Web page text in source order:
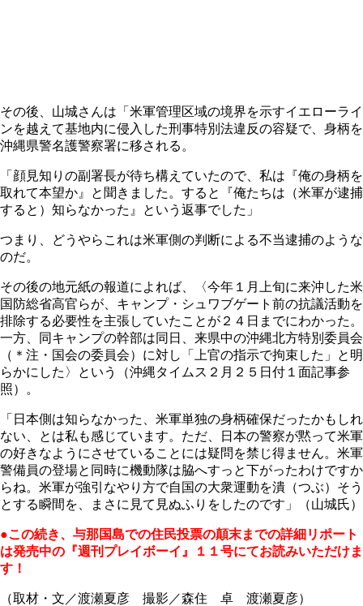
その後、山城さんは「米軍管理区域の境界を示すイエローライ
ンを越えて基地内に侵入した刑事特別法違反の容疑で、身柄を
沖縄県警名護警察署に移される。
「顔見知りの副署長が待ち構えていたので、私は『俺の身柄を
取れて本望か』と聞きました。すると『俺たちは（米軍が逮捕
すると）知らなかった』という返事でした」
つまり、どうやらこれは米軍側の判断による不当逮捕のような
のだ。
その後の地元紙の報道によれば、〈今年１月上旬に来沖した米
国防総省高官らが、キャンプ・シュワブゲート前の抗議活動を
排除する必要性を主張していたことが２４日までにわかった。
一方、同キャンプの幹部は同日、来県中の沖縄北方特別委員会
（＊注・国会の委員会）に対し「上官の指示で拘束した」と明
らかにした〉という（沖縄タイムス２月２５日付１面記事参
照）。
「日本側は知らなかった、米軍単独の身柄確保だったかもしれ
ない、とは私も感じています。ただ、日本の警察が黙って米軍
の好きなようにさせていることには疑問を禁じ得ません。米軍
警備員の登場と同時に機動隊は脇へすっと下がったわけですか
らね。米軍が強引なやり方で自国の大衆運動を潰（つぶ）そう
とする瞬間を、まさに見て見ぬふりをしたのです」（山城氏）
●この続き、与那国島での住民投票の顛末までの詳細リポート
は発売中の『週刊プレイボーイ』１１号にてお読みいただけま
す！
（取材・文／渡瀬夏彦 撮影／森住 卓 渡瀬夏彦）